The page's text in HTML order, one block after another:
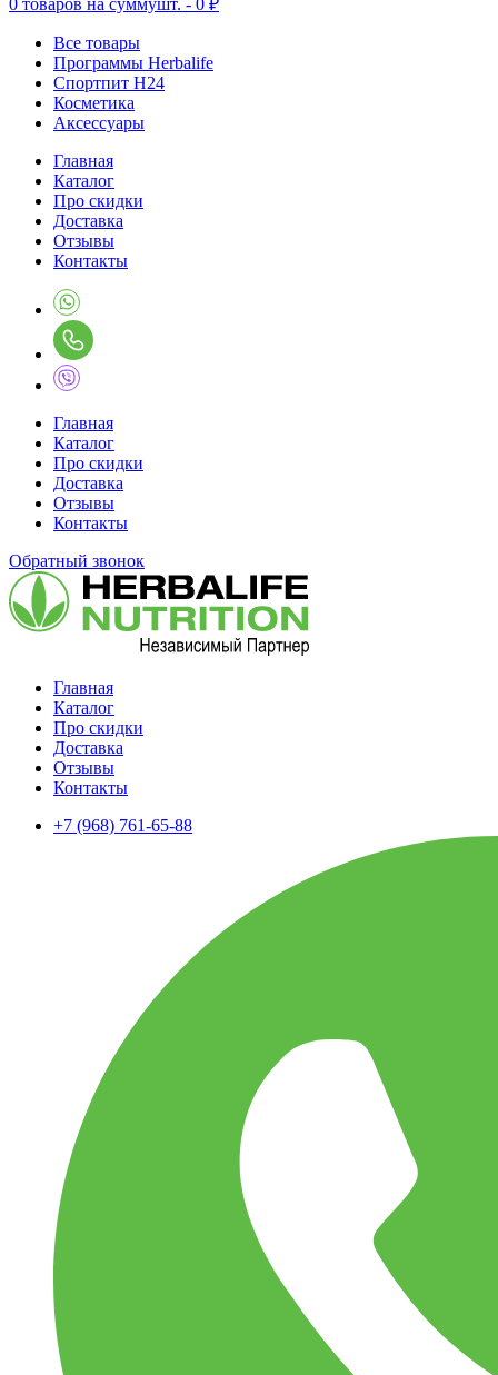
0 товаров на суммушт. - 0 ₽
Все товары
Программы Herbalife
Спортпит H24
Косметика
Аксессуары
Главная
Каталог
Про скидки
Доставка
Отзывы
Контакты
Главная
Каталог
Про скидки
Доставка
Отзывы
Контакты
Обратный звонок
Главная
Каталог
Про скидки
Доставка
Отзывы
Контакты
+7 (968) 761-65-88